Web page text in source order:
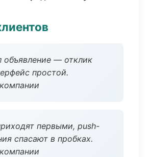
объявление — отклик
простой.
первыми, push-
спасают в пробках.